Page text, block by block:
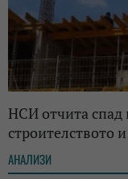
НСИ отчита спад
строителството
АНАЛИЗИ